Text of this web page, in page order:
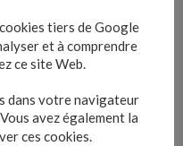
tiers de Google
et à comprendre
ce site Web.
dans votre navigateur
avez également la
ces cookies.